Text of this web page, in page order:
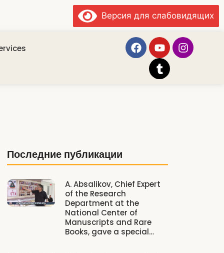
Версия для слабовидящих
Последние публикации
A. Absalikov, Chief Expert
of the Research
Department at the
National Center of
Manuscripts and Rare
Books, gave a special…